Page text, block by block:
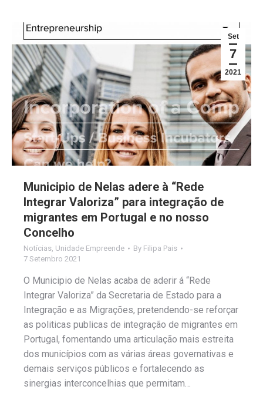
Set
7
2021
Municipio de Nelas adere à “Rede
Integrar Valoriza” para integração de
migrantes em Portugal e no nosso
Concelho
Notícias, Unidade Empreende By Filipa Pais
7 Setembro 2021
O Municipio de Nelas acaba de aderir á “Rede
Integrar Valoriza” da Secretaria de Estado para a
Integração e as Migrações, pretendendo-se reforçar
as politicas publicas de integração de migrantes em
Portugal, fomentando uma articulação mais estreita
dos municípios com as várias áreas governativas e
demais serviços públicos e fortalecendo as
sinergias interconcelhias que permitam…